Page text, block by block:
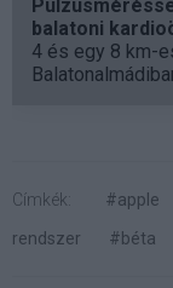
balatoni
4 és egy 8 km-
Címkék: #apple
rendszer
#béta